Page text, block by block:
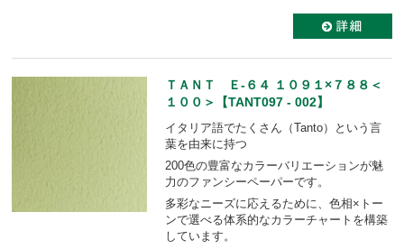
ＴＡＮＴ Ｅ-６４ １０９１×７８８＜
１００＞【TANT097 - 002】
イタリア語でたくさん（Tanto）という言
葉を由来に持つ
200色の豊富なカラーバリエーションが魅
力のファンシーペーパーです。
多彩なニーズに応えるために、色相×トー
ンで選べる体系的なカラーチャートを構築
しています。